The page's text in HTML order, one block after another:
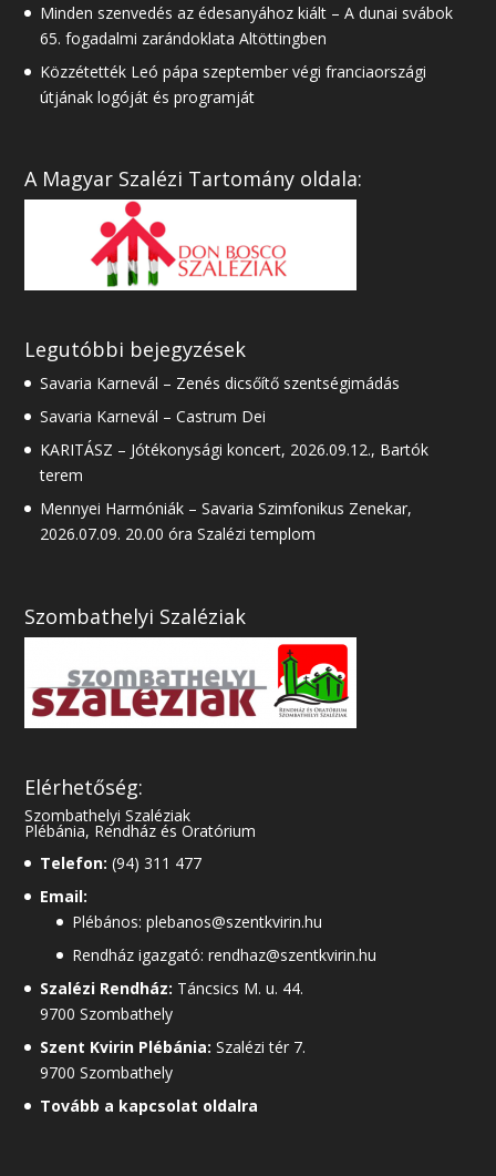
Minden szenvedés az édesanyához kiált – A dunai svábok
65. fogadalmi zarándoklata Altöttingben
Közzétették Leó pápa szeptember végi franciaországi
útjának logóját és programját
A Magyar Szalézi Tartomány oldala:
Legutóbbi bejegyzések
Savaria Karnevál – Zenés dicsőítő szentségimádás
Savaria Karnevál – Castrum Dei
KARITÁSZ – Jótékonysági koncert, 2026.09.12., Bartók
terem
Mennyei Harmóniák – Savaria Szimfonikus Zenekar,
2026.07.09. 20.00 óra Szalézi templom
Szombathelyi Szaléziak
Elérhetőség:
Szombathelyi Szaléziak
Plébánia, Rendház és Oratórium
Telefon:(94) 311 477
Email:
Plébános: plebanos@szentkvirin.hu
Rendház igazgató: rendhaz@szentkvirin.hu
Szalézi Rendház: Táncsics M. u. 44.
9700 Szombathely
Szent Kvirin Plébánia: Szalézi tér 7.
9700 Szombathely
Tovább a kapcsolat oldalra